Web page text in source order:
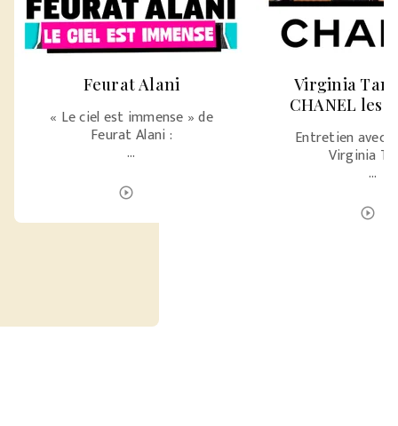
Feurat Alani
« Le ciel est immense » de
Feurat Alani :
…
play_circle_outline
Virginia
CHANEL les
Entretien avec
Virginia
…
play_circle_outline